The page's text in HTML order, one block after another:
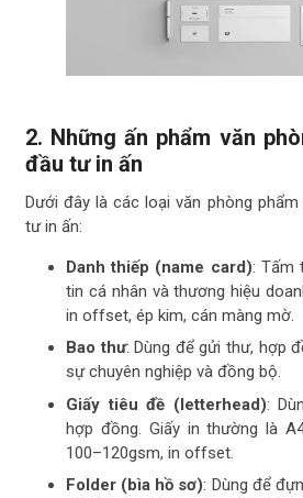
2. Những ấn phẩm văn
đầu tư in ấn
Dưới đây là các loại văn phòng
tư in ấn:
Danh thiếp (name card): Tấm
tin cá nhân và thương hiệu
in offset, ép kim, cán màng mờ.
Bao thư: Dùng để gửi thư, hợp
sự chuyên nghiệp và đồng bộ.
Giấy tiêu đề (letterhead):
hợp đồng. Giấy in thường là
100–120gsm, in offset.
Folder (bìa hồ sơ): Dùng để